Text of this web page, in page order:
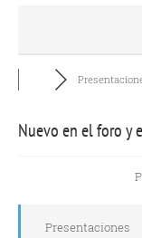
Nuevo en el foro y
Presentaciones